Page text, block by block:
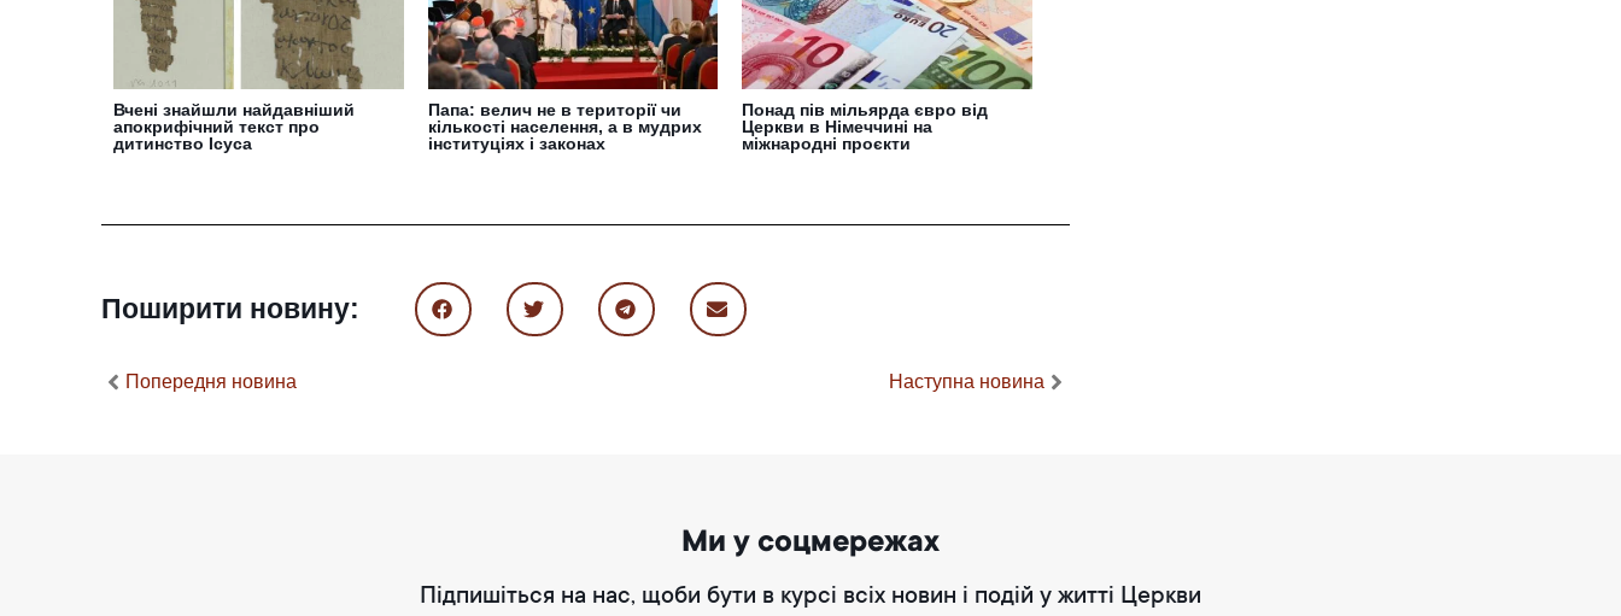
Вчені знайшли найдавніший
апокрифічний текст про
дитинство Ісуса
Папа: велич не в території чи
кількості населення, а в мудрих
інституціях і законах
Понад пів мільярда євро від
Церкви в Німеччині на
міжнародні проєкти
Поширити новину:
Попередня новина Наступна новина
Ми у соцмережах
Підпишіться на нас, щоби бути в курсі всіх новин і подій у житті Церкви